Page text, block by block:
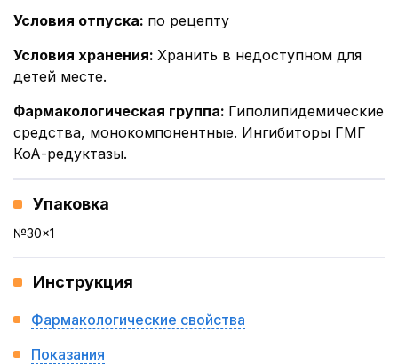
Условия отпуска: по рецепту
Условия хранения: Хранить в недоступном для
детей месте.
Фармакологическая группа: Гиполипидемические
средства, монокомпонентные. Ингибиторы ГМГ
КоА-редуктазы.
Упаковка
№30x1
Инструкция
Фармакологические свойства
Показания